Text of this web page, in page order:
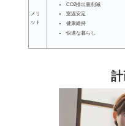
メリ
ット
CO2排出量削減
室温安定
健康維持
快適な暮らし